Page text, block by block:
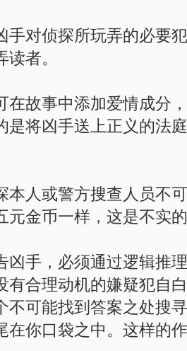
手对侦探所玩弄的必要
者。
在故事中添加爱情成分
是将凶手送上正义的法
本人或警方搜查人员不
元金币一样，这是不实
凶手，必须通过逻辑推
有合理动机的嫌疑犯自
不可能找到答案之处搜
在你口袋之中。这样的